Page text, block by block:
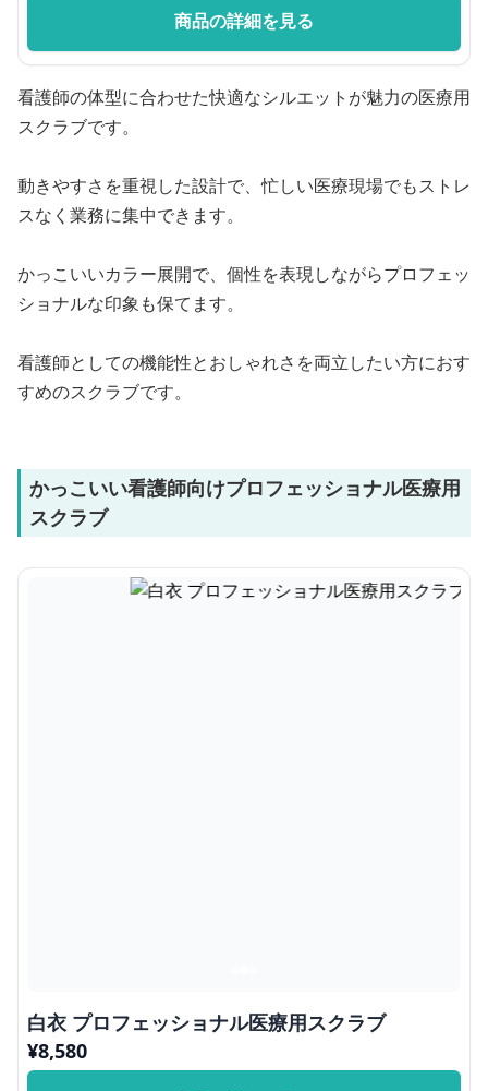
商品の詳細を見る
看護師の体型に合わせた快適なシルエットが魅力の医療用
スクラブです。
動きやすさを重視した設計で、忙しい医療現場でもストレ
スなく業務に集中できます。
かっこいいカラー展開で、個性を表現しながらプロフェッ
ショナルな印象も保てます。
看護師としての機能性とおしゃれさを両立したい方におす
すめのスクラブです。
かっこいい看護師向けプロフェッショナル医療用
スクラブ
白衣 プロフェッショナル医療用スクラブ
¥8,580